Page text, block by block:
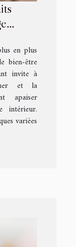
en plus
bien-être
invite à
et la
apaiser
intérieur.
variées